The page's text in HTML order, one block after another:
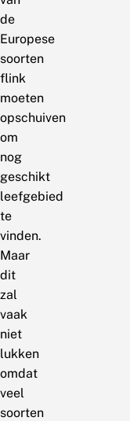
de
Europese
soorten
flink
moeten
opschuiven
om
nog
geschikt
leefgebied
te
vinden.
Maar
dit
zal
vaak
niet
lukken
omdat
veel
soorten